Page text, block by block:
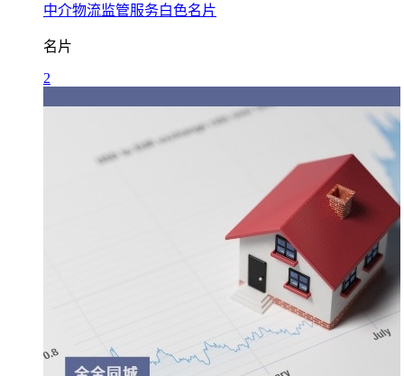
中介物流监管服务白色名片
名片
2